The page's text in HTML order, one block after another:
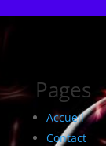
Pages
Accueil
Contact